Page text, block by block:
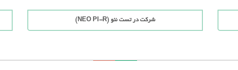
شرکت در تست نئو (NEO PI-R)